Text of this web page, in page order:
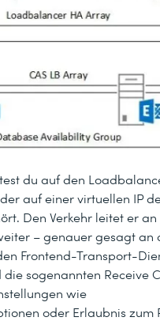
du auf den
auf einer virtuellen IP
Den Verkehr leitet er
– genauer gesagt an
Frontend-Transport-
sogenannten Receive
wie
oder Erlaubnis zum